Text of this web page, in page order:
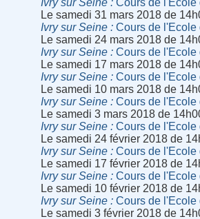
Ivry sur Seine
Cours de
Le samedi 31 mars 2018 de
Ivry sur Seine
Cours de
Le samedi 24 mars 2018 de
Ivry sur Seine
Cours de
Le samedi 17 mars 2018 de
Ivry sur Seine
Cours de
Le samedi 10 mars 2018 de
Ivry sur Seine
Cours de
Le samedi 3 mars 2018 de
Ivry sur Seine
Cours de
Le samedi 24 février 2018 de
Ivry sur Seine
Cours de
Le samedi 17 février 2018 de
Ivry sur Seine
Cours de
Le samedi 10 février 2018 de
Ivry sur Seine
Cours de
Le samedi 3 février 2018 de